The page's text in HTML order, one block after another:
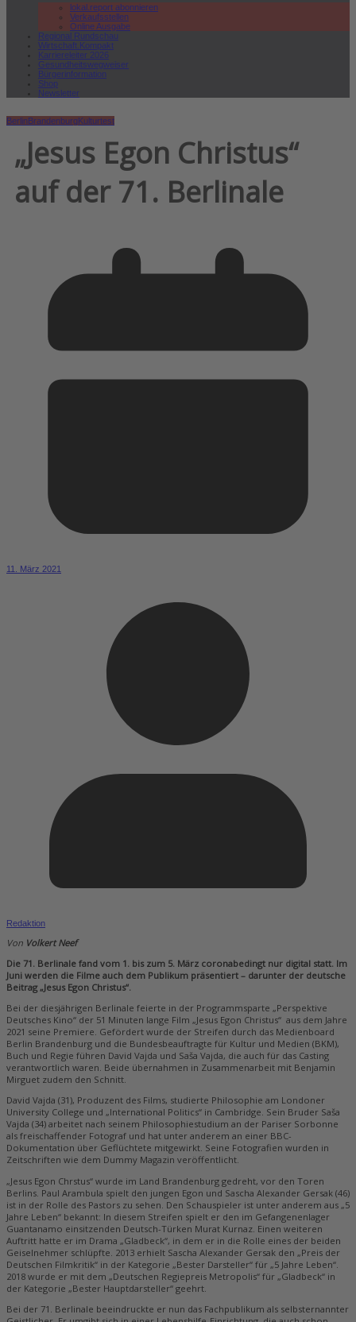
lokal.report abonnieren
Verkaufsstellen
Online Ausgabe
Regional Rundschau
Wirtschaft.Kompakt
Karriereleiter 2026
Gesundheitswegweiser
Bürgerinformation
Shop
Newsletter
BerlinBrandenburgKulturtest
„Jesus Egon Christus“
auf der 71. Berlinale
11. März 2021
Redaktion
Von Volkert Neef
Die 71. Berlinale fand vom 1. bis zum 5. März coronabedingt nur digital statt. Im
Juni werden die Filme auch dem Publikum präsentiert – darunter der deutsche
Beitrag „Jesus Egon Christus“.
Bei der diesjährigen Berlinale feierte in der Programmsparte „Perspektive
Deutsches Kino“ der 51 Minuten lange Film „Jesus Egon Christus“ aus dem Jahre
2021 seine Premiere. Gefördert wurde der Streifen durch das Medienboard
Berlin Brandenburg und die Bundesbeauftragte für Kultur und Medien (BKM),
Buch und Regie führen David Vajda und Saša Vajda, die auch für das Casting
verantwortlich waren. Beide übernahmen in Zusammenarbeit mit Benjamin
Mirguet zudem den Schnitt.
David Vajda (31), Produzent des Films, studierte Philosophie am Londoner
University College und „International Politics“ in Cambridge. Sein Bruder Saša
Vajda (34) arbeitet nach seinem Philosophiestudium an der Pariser Sorbonne
als freischaffender Fotograf und hat unter anderem an einer BBC-
Dokumentation über Geflüchtete mitgewirkt. Seine Fotografien wurden in
Zeitschriften wie dem Dummy Magazin veröffentlicht.
„Jesus Egon Chrstus“ wurde im Land Brandenburg gedreht, vor den Toren
Berlins. Paul Arambula spielt den jungen Egon und Sascha Alexander Gersak (46)
ist in der Rolle des Pastors zu sehen. Den Schauspieler ist unter anderem aus „5
Jahre Leben“ bekannt: In diesem Streifen spielt er den im Gefangenenlager
Guantanamo einsitzenden Deutsch-Türken Murat Kurnaz. Einen weiteren
Auftritt hatte er im Drama „Gladbeck“, in dem er in die Rolle eines der beiden
Geiselnehmer schlüpfte. 2013 erhielt Sascha Alexander Gersak den „Preis der
Deutschen Filmkritik“ in der Kategorie „Bester Darsteller“ für „5 Jahre Leben“.
2018 wurde er mit dem „Deutschen Regiepreis Metropolis“ für „Gladbeck“ in
der Kategorie „Bester Hauptdarsteller“ geehrt.
Bei der 71. Berlinale beeindruckte er nun das Fachpublikum als selbsternannter